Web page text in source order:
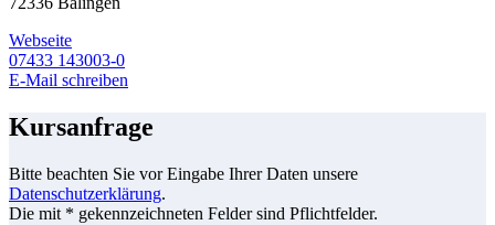
Webseite
07433 143003-0
E-Mail schreiben
Kursanfrage
Bitte beachten Sie vor Eingabe Ihrer Daten unsere
Datenschutzerklärung.
Die mit * gekennzeichneten Felder sind Pflichtfelder.